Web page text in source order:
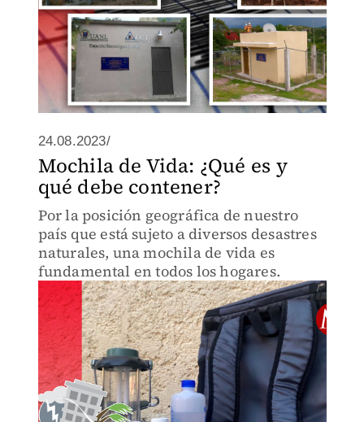
24.08.2023/
Mochila de Vida: ¿Qué es y
qué debe contener?
Por la posición geográfica de nuestro
país que está sujeto a diversos desastres
naturales, una mochila de vida es
fundamental en todos los hogares.